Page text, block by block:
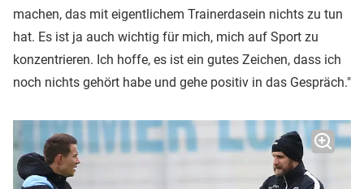
machen, das mit eigentlichem Trainerdasein nichts zu tun
hat. Es ist ja auch wichtig für mich, mich auf Sport zu
konzentrieren. Ich hoffe, es ist ein gutes Zeichen, dass ich
noch nichts gehört habe und gehe positiv in das Gespräch."